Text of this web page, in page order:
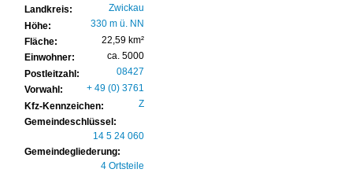
Landkreis:
Zwickau
Höhe:
330 m ü. NN
Fläche:
22,59 km²
Einwohner:
ca. 5000
Postleitzahl:
08427
Vorwahl:
+ 49 (0) 3761
Kfz-Kennzeichen:
Z
Gemeindeschlüssel:
14 5 24 060
Gemeindegliederung:
4 Ortsteile